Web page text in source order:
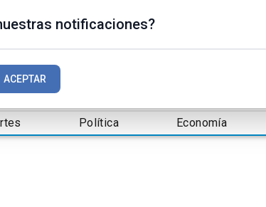
Política Economía
notificaciones?
ACEPTAR